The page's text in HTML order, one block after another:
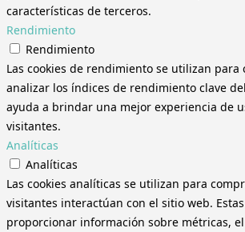
características de terceros.
Rendimiento
Rendimiento
Las cookies de rendimiento se utilizan para
analizar los índices de rendimiento clave
ayuda a brindar una mejor experiencia de
visitantes.
Analíticas
Analíticas
Las cookies analíticas se utilizan para
visitantes interactúan con el sitio web.
proporcionar información sobre métricas,